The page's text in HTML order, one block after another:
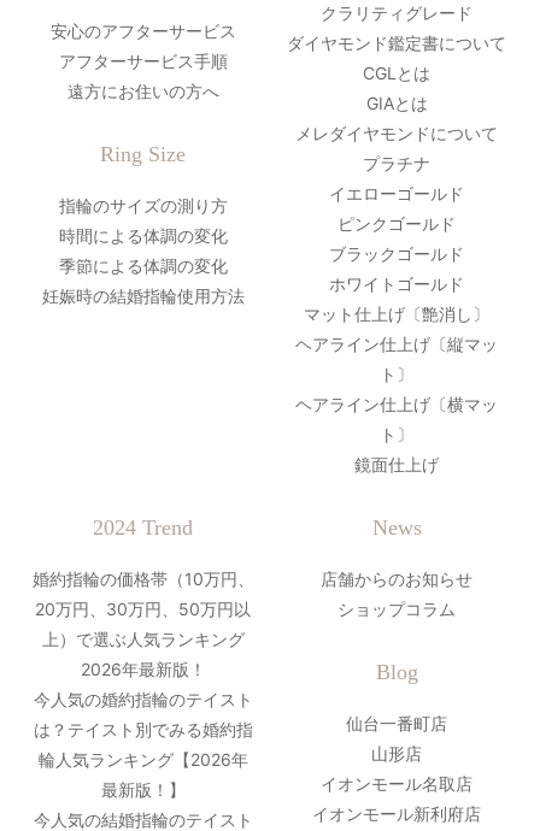
安心のアフターサービス
アフターサービス手順
遠方にお住いの方へ
Ring Size
指輪のサイズの測り方
時間による体調の変化
季節による体調の変化
妊娠時の結婚指輪使用方法
クラリティグレード
ダイヤモンド鑑定書について
CGLとは
GIAとは
メレダイヤモンドについて
プラチナ
イエローゴールド
ピンクゴールド
ブラックゴールド
ホワイトゴールド
マット仕上げ〔艶消し〕
ヘアライン仕上げ〔縦マッ
ト〕
ヘアライン仕上げ〔横マッ
ト〕
鏡面仕上げ
2024 Trend
婚約指輪の価格帯（10万円、
20万円、30万円、50万円以
上）で選ぶ人気ランキング
2026年最新版！
今人気の婚約指輪のテイスト
は？テイスト別でみる婚約指
輪人気ランキング【2026年
最新版！】
今人気の結婚指輪のテイスト
News
店舗からのお知らせ
ショップコラム
Blog
仙台一番町店
山形店
イオンモール名取店
イオンモール新利府店